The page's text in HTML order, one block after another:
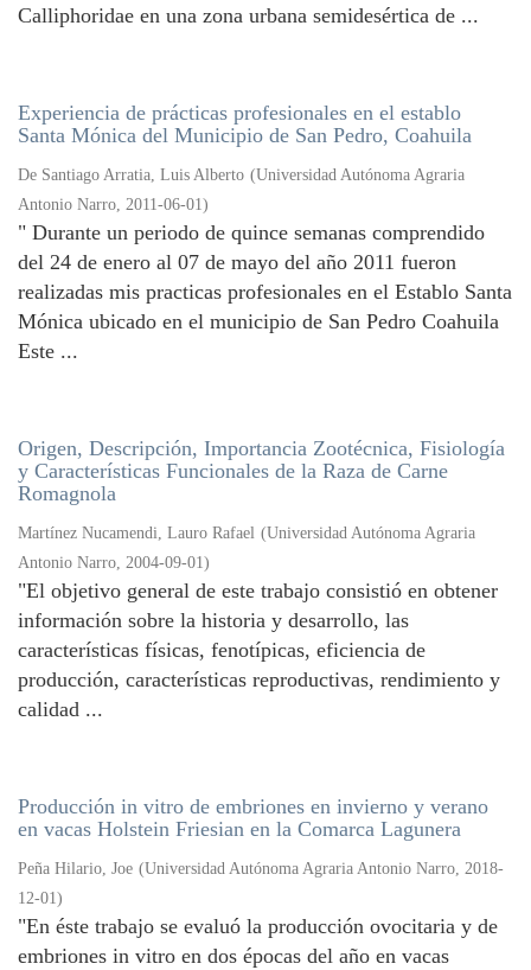
Calliphoridae en una zona urbana semidesértica de ...
Experiencia de prácticas profesionales en el establo
Santa Mónica del Municipio de San Pedro, Coahuila
De Santiago Arratia, Luis Alberto (Universidad Autónoma Agraria
Antonio Narro, 2011-06-01)
" Durante un periodo de quince semanas comprendido
del 24 de enero al 07 de mayo del año 2011 fueron
realizadas mis practicas profesionales en el Establo Santa
Mónica ubicado en el municipio de San Pedro Coahuila
Este ...
Origen, Descripción, Importancia Zootécnica, Fisiología
y Características Funcionales de la Raza de Carne
Romagnola
Martínez Nucamendi, Lauro Rafael (Universidad Autónoma Agraria
Antonio Narro, 2004-09-01)
"El objetivo general de este trabajo consistió en obtener
información sobre la historia y desarrollo, las
características físicas, fenotípicas, eficiencia de
producción, características reproductivas, rendimiento y
calidad ...
Producción in vitro de embriones en invierno y verano
en vacas Holstein Friesian en la Comarca Lagunera
Peña Hilario, Joe (Universidad Autónoma Agraria Antonio Narro, 2018-
12-01)
"En éste trabajo se evaluó la producción ovocitaria y de
embriones in vitro en dos épocas del año en vacas